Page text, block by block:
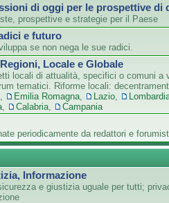
di oggi per le prospettive di
prospettive e strategie per il Paese
e futuro
se non nega le sue radici.
Locale e Globale
locali di attualità, specifici o comuni a
tematici. Riforme locali:
Emilia Romagna Lazio
Calabria Campania
periodicamente da redattori e
Informazione
e giustizia uguale per tutti;